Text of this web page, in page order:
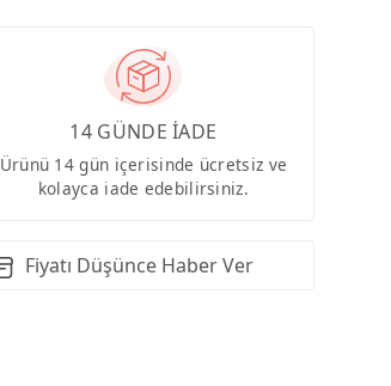
14 GÜNDE İADE
Ürünü 14 gün içerisinde ücretsiz ve
kolayca iade edebilirsiniz.
Fiyatı Düşünce Haber Ver